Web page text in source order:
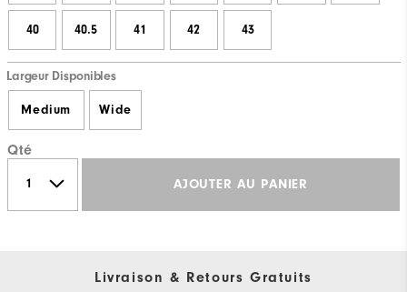
40 40.5 41 42 43
Largeur Disponibles
Medium Wide
Qté
AJOUTER AU PANIER
Livraison & Retours Gratuits